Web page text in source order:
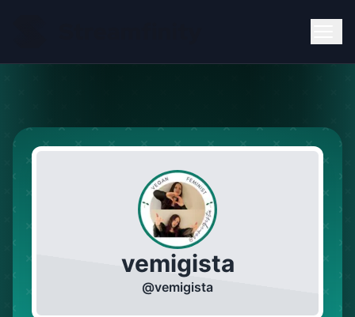
vemigista
@vemigista